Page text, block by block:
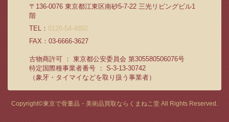
〒136-0076 東京都江東区南砂5-7-22 三光リビングビル1
階
TEL： 0120-54-4892
FAX：03-6666-3627
古物商許可 ： 東京都公安委員会 第305580506076号
特定国際種事業者番号 ： S-3-13-30742
（象牙・タイマイなどを取り扱う事業者）
Copyright©東京で骨董品・美術品買取ならくまねこ堂 All Rights Reserved.